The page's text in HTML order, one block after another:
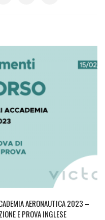
AERONAUTICA 2023 –
E PROVA INGLESE